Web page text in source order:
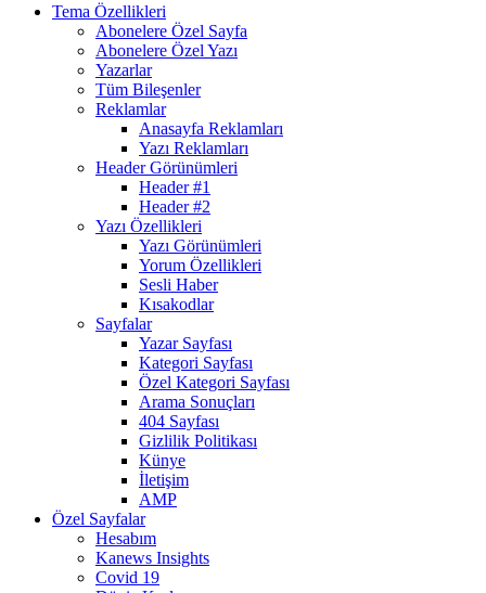
Tema Özellikleri
Abonelere Özel Sayfa
Abonelere Özel Yazı
Yazarlar
Tüm Bileşenler
Reklamlar
Anasayfa Reklamları
Yazı Reklamları
Header Görünümleri
Header #1
Header #2
Yazı Özellikleri
Yazı Görünümleri
Yorum Özellikleri
Sesli Haber
Kısakodlar
Sayfalar
Yazar Sayfası
Kategori Sayfası
Özel Kategori Sayfası
Arama Sonuçları
404 Sayfası
Gizlilik Politikası
Künye
İletişim
AMP
Özel Sayfalar
Hesabım
Kanews Insights
Covid 19